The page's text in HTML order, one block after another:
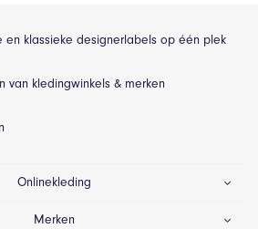
en klassieke designerlabels op één plek
van kledingwinkels & merken
Onlinekleding
Merken